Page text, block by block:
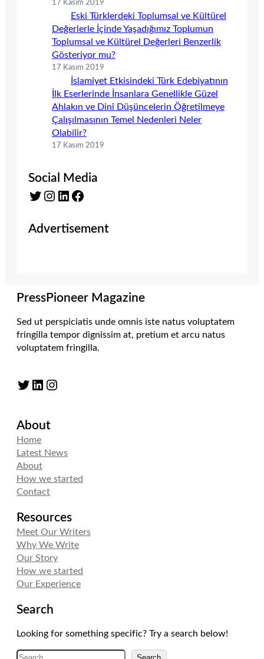
17 Kasım 2019
Eski Türklerdeki Toplumsal ve Kültürel
Değerlerle İçinde Yaşadığımız Toplumun
Toplumsal ve Kültürel Değerleri Benzerlik
Gösteriyor mu?
17 Kasım 2019
İslamiyet Etkisindeki Türk Edebiyatının
İlk Eserlerinde İnsanlara Genellikle Güzel
Ahlakın ve Dinî Düşüncelerin Öğretilmeye
Çalışılmasının Temel Nedenleri Neler
Olabilir?
17 Kasım 2019
Social Media
Twitter Instagram LinkedIn Facebook
Advertisement
PressPioneer Magazine
Sed ut perspiciatis unde omnis iste natus voluptatem
fringilla tempor dignissim at, pretium et arcu natus
voluptatem fringilla.
Twitter LinkedIn Instagram
About
Home
Latest News
About
How we started
Contact
Resources
Meet Our Writers
Why We Write
Our Story
How we started
Our Experience
Search
Looking for something specific? Try a search below!
A